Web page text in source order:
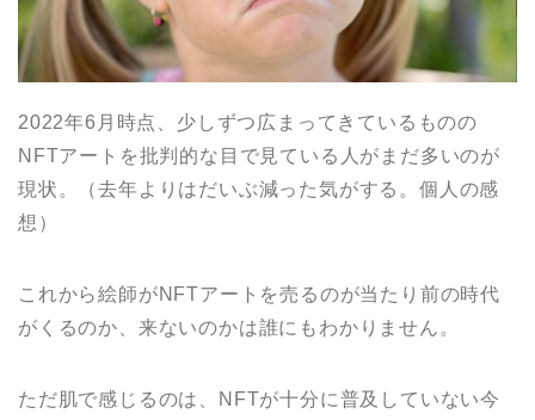
2022年6月時点、少しずつ広まってきているものの
NFTアートを批判的な目で見ている人がまだ多いのが
現状。（去年よりはだいぶ減った気がする。個人の感
想）
これから絵師がNFTアートを売るのが当たり前の時代
がくるのか、来ないのかは誰にもわかりません。
ただ肌で感じるのは、NFTが十分に普及していない今